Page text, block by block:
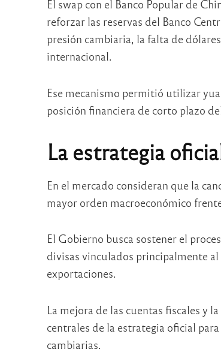
El swap con el Banco Popular de
reforzar las reservas del Banco
presión cambiaria, la falta de
internacional.
Ese mecanismo permitió utilizar
posición financiera de corto plazo
La estrategia
En el mercado consideran que la
mayor orden macroeconómico
El Gobierno busca sostener el
divisas vinculados principalmente
exportaciones.
La mejora de las cuentas fiscales y
centrales de la estrategia oficial
cambiarias.